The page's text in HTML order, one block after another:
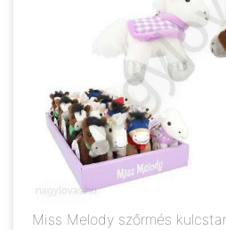
Miss Melody szőrmés